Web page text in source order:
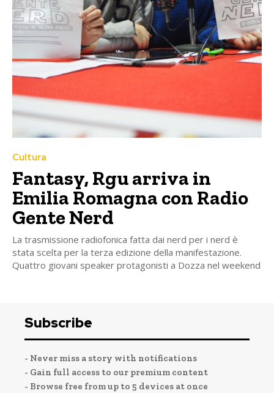
Cultura
Fantasy, Rgu arriva in
Emilia Romagna con Radio
Gente Nerd
La trasmissione radiofonica fatta dai nerd per i nerd è
stata scelta per la terza edizione della manifestazione.
Quattro giovani speaker protagonisti a Dozza nel weekend
Subscribe
- Never miss a story with notifications
- Gain full access to our premium content
- Browse free from up to 5 devices at once